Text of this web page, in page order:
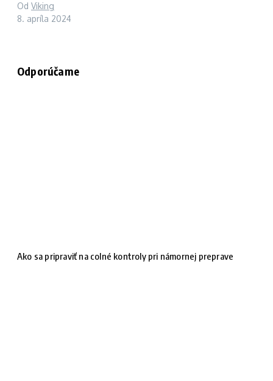
Od Viking
8. apríla 2024
Odporúčame
Ako sa pripraviť na colné kontroly pri námornej preprave